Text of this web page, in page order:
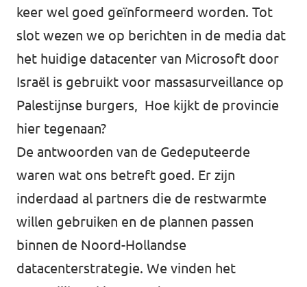
keer wel goed geïnformeerd worden. Tot
slot wezen we op berichten in de media dat
het huidige datacenter van Microsoft door
Israël is gebruikt voor massasurveillance op
Palestijnse burgers, Hoe kijkt de provincie
hier tegenaan?
De antwoorden van de Gedeputeerde
waren wat ons betreft goed. Er zijn
inderdaad al partners die de restwarmte
willen gebruiken en de plannen passen
binnen de Noord-Hollandse
datacenterstrategie. We vinden het